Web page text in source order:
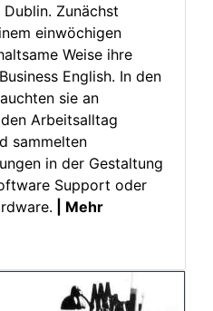
Zunächst
einwöchigen
Weise ihre
English. In den
sie an
Arbeitsalltag
sammelten
in der Gestaltung
Support oder
| Mehr